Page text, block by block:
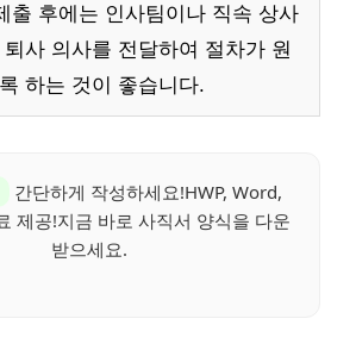
출 후에는 인사팀이나 직속 상사
사 의사를 전달하여 절차가 원
하는 것이 좋습니다.
간단하게 작성하세요!HWP, Word,
제공!지금 바로 사직서 양식을 다운
받으세요.